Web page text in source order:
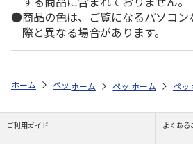
商品の色は、ご覧になるパソコ
際と異なる場合があります。
ホーム ペットストア フード フード
ホーム ペットストア フ
ホーム ペッ
ご利用ガイド よくある